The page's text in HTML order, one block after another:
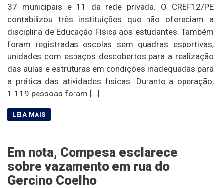
37 municipais e 11 da rede privada. O CREF12/PE
contabilizou três instituições que não ofereciam a
disciplina de Educação Física aos estudantes. Também
foram registradas escolas sem quadras esportivas,
unidades com espaços descobertos para a realização
das aulas e estruturas em condições inadequadas para
a prática das atividades físicas. Durante a operação,
1.119 pessoas foram […]
Em nota, Compesa esclarece
sobre vazamento em rua do
Gercino Coelho